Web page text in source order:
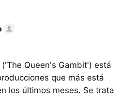
('The Queen's Gambit') está
que más está
los últimos meses. Se trata